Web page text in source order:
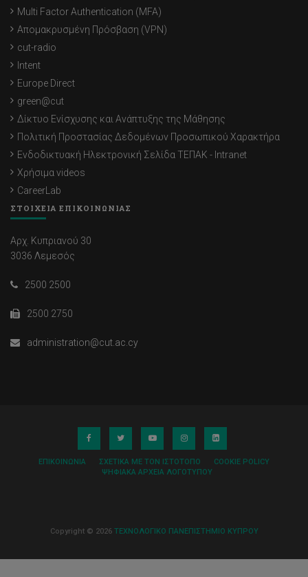
Multi Factor Authentication (MFA)
Απομακρυσμένη Πρόσβαση (VPN)
cut-radio
Intent
Europe Direct
green@cut
Δίκτυο Ενίσχυσης και Ανάπτυξης της Μάθησης
Πολιτική Προστασίας Δεδομένων Προσωπικού Χαρακτήρα
Ενδοδικτυακή Ηλεκτρονική Σελίδα ΤΕΠΑΚ - Intranet
Χρήσιμα videos
CareerLab
ΣΤΟΙΧΕΙΑ ΕΠΙΚΟΙΝΩΝΙΑΣ
Αρχ. Κυπριανού 30
3036 Λεμεσός
2500 2500
2500 2750
administration@cut.ac.cy
ΕΠΙΚΟΙΝΩΝΊΑ ΣΧΕΤΙΚΆ ΜΕ ΤΟΝ ΙΣΤΌΤΟΠΟ
COOKIE POLICY
ΨΗΦΙΑΚΆ ΑΡΧΕΊΑ ΛΟΓΌΤΥΠΟΥ
Copyright © 2026 ΤΕΧΝΟΛΟΓΙΚΟ ΠΑΝΕΠΙΣΤΗΜΙΟ ΚΥΠΡΟΥ